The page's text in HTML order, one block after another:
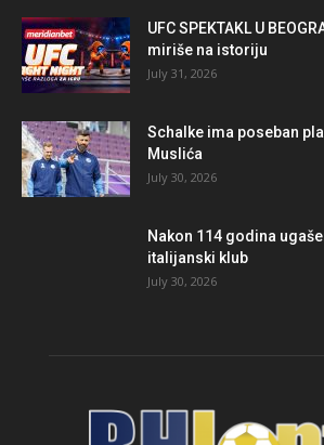
UFC SPEKTAKL U
miriše na istoriju
July 31, 2026
Schalke ima poseban
Muslića
July 30, 2026
Nakon 114 godina
italijanski klub
July 30, 2026